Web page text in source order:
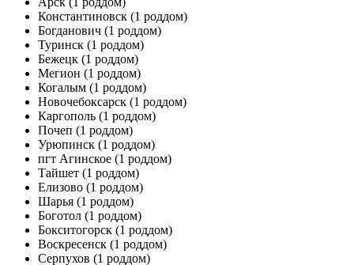
Константиновск (1 роддом)
Богданович (1 роддом)
Туринск (1 роддом)
Бежецк (1 роддом)
Мегион (1 роддом)
Когалым (1 роддом)
Новочебоксарск (1 роддом)
Каргополь (1 роддом)
Почеп (1 роддом)
Урюпинск (1 роддом)
пгт Агинское (1 роддом)
Тайшет (1 роддом)
Елизово (1 роддом)
Шарья (1 роддом)
Боготол (1 роддом)
Бокситогорск (1 роддом)
Воскресенск (1 роддом)
Серпухов (1 роддом)